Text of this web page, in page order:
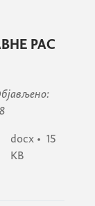
РАС
:
docx • 15
KB